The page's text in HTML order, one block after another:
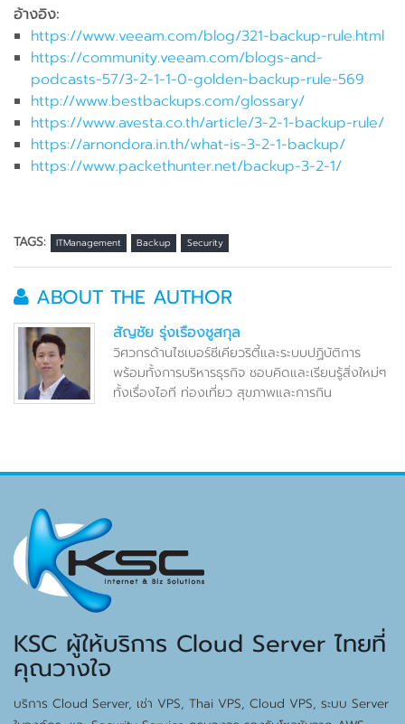
อ้างอิง:
https://www.veeam.com/blog/321-backup-rule.html
https://community.veeam.com/blogs-and-
podcasts-57/3-2-1-1-0-golden-backup-rule-569
http://www.bestbackups.com/glossary/
https://www.avesta.co.th/article/3-2-1-backup-rule/
https://arnondora.in.th/what-is-3-2-1-backup/
https://www.packethunter.net/backup-3-2-1/
TAGS: ITManagement Backup Security
ABOUT THE AUTHOR
สัญชัย รุ่งเรืองชูสกุล
วิศวกรด้านไซเบอร์ซีเคียวริตี้และระบบปฏิบัติการ
พร้อมทั้งการบริหารธุรกิจ ชอบคิดและเรียนรู้สิ่งใหม่ๆ
ทั้งเรื่องไอที ท่องเที่ยว สุขภาพและการกิน
KSC ผู้ให้บริการ Cloud Server ไทยที่
คุณวางใจ
บริการ Cloud Server, เช่า VPS, Thai VPS, Cloud VPS, ระบบ Server